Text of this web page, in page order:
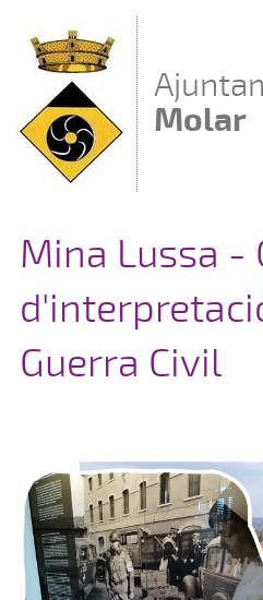
Molar
Mina Lussa -
Guerra Civil